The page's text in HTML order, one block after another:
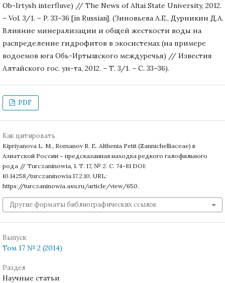
Ob-Irtysh interfluve) // The News of Altai State University, 2012.
– Vol. 3/1. – P. 33–36 [in Russian]. (Зиновьева А.Е., Дурникин Д.А.
Влияние минерализации и общей жесткости воды на
распределение гидрофитов в экосистемах (на примере
водоемов юга Обь-Иртышского междуречья) // Известия
Алтайского гос. ун-та, 2012. – Т. 3/1. – C. 33–36).
PDF
Как цитировать
Kipriyanova L. M., Romanov R. E. Althenia Petit (Zannichelliaceae) в
Азиатской России – предсказанная находка редкого галофильного
рода // Turczaninowia, 1. Т. 17, № 2. С. 74-81 DOI:
10.14258/turczaninowia.17.2.10. URL:
https://turczaninowia.asu.ru/article/view/650.
Другие форматы библиографических ссылок
Выпуск
Том 17 № 2 (2014)
Раздел
Научные статьи